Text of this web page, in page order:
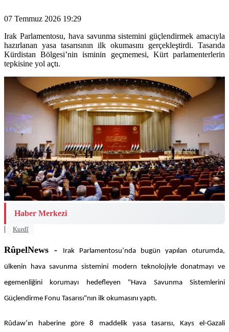
07 Temmuz 2026 19:29
Irak Parlamentosu, hava savunma sistemini güçlendirmek amacıyla
hazırlanan yasa tasarısının ilk okumasını gerçekleştirdi. Tasarıda
Kürdistan Bölgesi’nin isminin geçmemesi, Kürt parlamenterlerin
tepkisine yol açtı.
Haber Merkezi
|
Kurdî
RûpelNews - Irak Parlamentosu’nda bugün yapılan oturumda,
ülkenin hava savunma sistemini modern teknolojiyle donatmayı ve
egemenliğini korumayı hedefleyen "Hava Savunma Sistemlerini
Güçlendirme Fonu Tasarısı"nın ilk okumasını yaptı.
Rûdaw’ın haberine göre 8 maddelik yasa tasarısı, Kays el-Gazali